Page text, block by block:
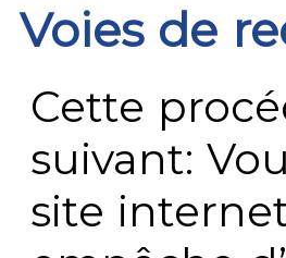
Voies de
Cette
suivant:
site